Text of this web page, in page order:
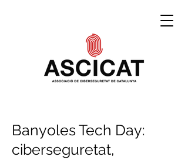
Banyoles Tech Day:
ciberseguretat,